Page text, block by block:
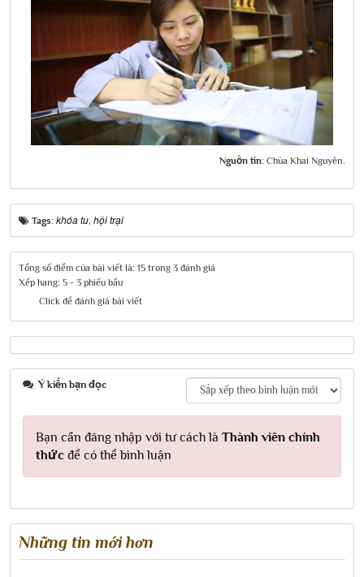
Nguồn tin: Chùa Khai Nguyên.
Tags: khóa tu, hội trại
Tổng số điểm của bài viết là: 15 trong 3 đánh giá
Xếp hạng: 5 - 3 phiếu bầu
Click để đánh giá bài viết
Ý kiến bạn đọc
Bạn cần đăng nhập với tư cách là Thành viên chính
thức để có thể bình luận
Những tin mới hơn